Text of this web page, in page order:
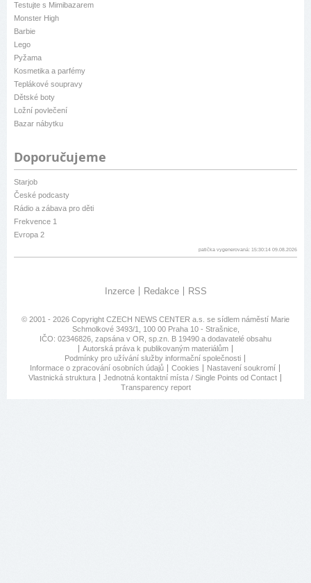
Testujte s Mimibazarem
Monster High
Barbie
Lego
Pyžama
Kosmetika a parfémy
Teplákové soupravy
Dětské boty
Ložní povlečení
Bazar nábytku
Doporučujeme
Starjob
České podcasty
Rádio a zábava pro děti
Frekvence 1
Evropa 2
patička vygenerovaná: 15:30:14 09.08.2026
Inzerce Redakce RSS
© 2001 - 2026 Copyright CZECH NEWS CENTER a.s. se sídlem náměstí Marie
Schmolkové 3493/1, 100 00 Praha 10 - Strašnice,
IČO: 02346826, zapsána v OR, sp.zn. B 19490 a dodavatelé obsahu
Autorská práva k publikovaným materiálům
Podmínky pro užívání služby informační společnosti
Informace o zpracování osobních údajů
Cookies
Nastavení soukromí
Vlastnická struktura
Jednotná kontaktní místa / Single Points od Contact
Transparency report